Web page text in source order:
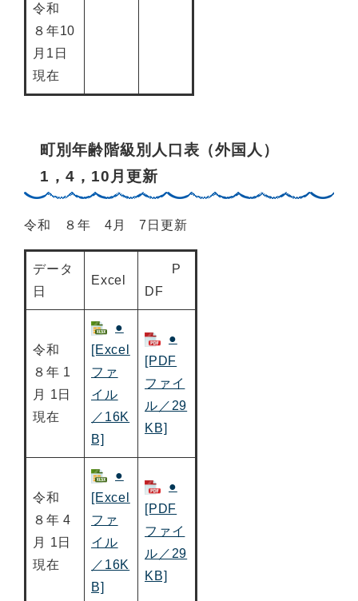
令和
８年10
月1日
現在
町別年齢階級別人口表（外国人）
1，4，10月更新
令和 ８年 4月 7日更新
データ
日
Excel
P
DF
令和
８年 1
月 1日
現在
●
[Excel
ファ
イル
／16K
B]
●
[PDF
ファイ
ル／29
KB]
令和
８年 4
月 1日
現在
●
[Excel
ファ
イル
／16K
B]
●
[PDF
ファイ
ル／29
KB]